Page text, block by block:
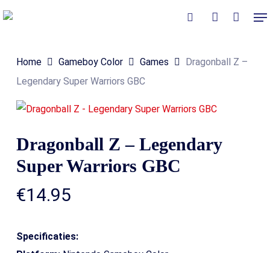
Skip
content
Home Gameboy Color Games
Dragonball Z –
Legendary Super Warriors GBC
Dragonball Z – Legendary
Super Warriors GBC
€14.95
Specificaties: